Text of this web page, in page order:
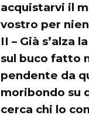
acquistarvi il
vostro per
II – Già s’alza
sul buco fatto
pendente da
moribondo su
cerca chi lo